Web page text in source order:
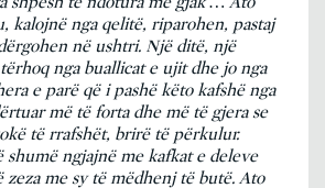
kalojnë nga qelitë, riparohen, pastaj
në ushtri. Një ditë, një
nga buallicat e ujit dhe jo nga
e parë që i pashë këto kafshë nga
më të forta dhe më të gjera se
të rrafshët, brirë të përkulur.
shumë ngjajnë me kafkat e deleve
zeza me sy të mëdhenj të butë. Ato